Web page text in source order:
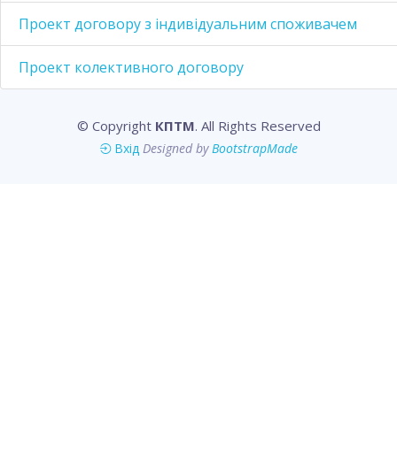
Проект договору з індивідуальним споживачем
Проект колективного договору
© Copyright КПТМ. All Rights Reserved
Вхід Designed by BootstrapMade